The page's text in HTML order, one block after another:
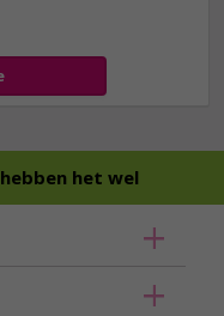
het wel